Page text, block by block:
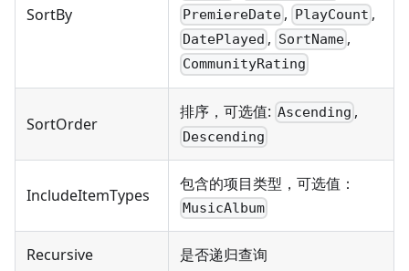
SortBy PremiereDate , PlayCount ,
DatePlayed , SortName,
CommunityRating
SortOrder
排序，可选值: Ascending ,
Descending
IncludeItemTypes
包含的项目类型，可选值：
MusicAlbum
Recursive 是否递归查询